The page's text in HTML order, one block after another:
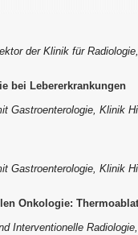
der Klinik für
bei Lebererkrankungen
Gastroenterologie, Klinik
Gastroenterologie, Klinik
Onkologie:
Interventionelle